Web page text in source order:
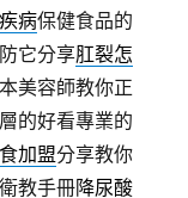
病保健食品的
它分享肛裂怎
美容師教你正
的好看專業的
加盟分享教你
教手冊降尿酸